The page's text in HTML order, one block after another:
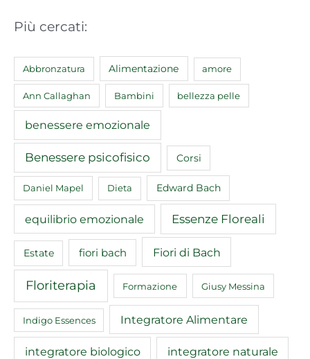
Più cercati:
Abbronzatura Alimentazione amore
Ann Callaghan Bambini bellezza pelle
benessere emozionale
Benessere psicofisico Corsi
Daniel Mapel Dieta Edward Bach
equilibrio emozionale Essenze Floreali
Estate fiori bach Fiori di Bach
Floriterapia Formazione Giusy Messina
Indigo Essences Integratore Alimentare
integratore biologico integratore naturale